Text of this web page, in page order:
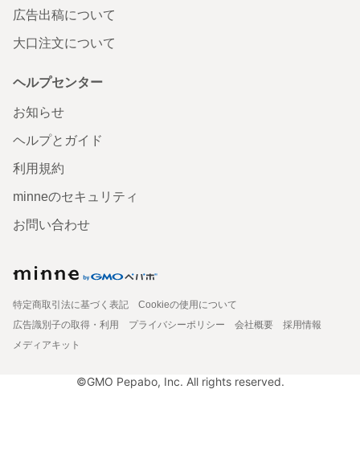
広告出稿について
大口注文について
ヘルプセンター
お知らせ
ヘルプとガイド
利用規約
minneのセキュリティ
お問い合わせ
特定商取引法に基づく表記
Cookieの使用について
広告識別子の取得・利用
プライバシーポリシー 会社概要
採用情報
メディアキット
©GMO Pepabo, Inc. All rights reserved.